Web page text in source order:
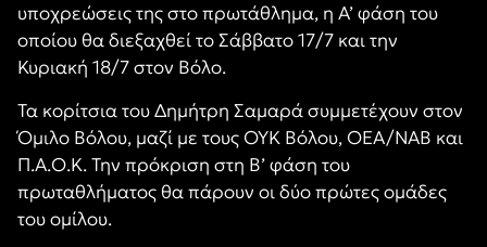
υποχρεώσεις της στο πρωτάθλημα, η Α’ φάση του
οποίου θα διεξαχθεί το Σάββατο 17/7 και την
Κυριακή 18/7 στον Βόλο.
Τα κορίτσια του Δημήτρη Σαμαρά συμμετέχουν στον
Όμιλο Βόλου, μαζί με τους ΟΥΚ Βόλου, ΟΕΑ/ΝΑΒ και
Π.Α.Ο.Κ. Την πρόκριση στη Β’ φάση του
πρωταθλήματος θα πάρουν οι δύο πρώτες ομάδες
του ομίλου.